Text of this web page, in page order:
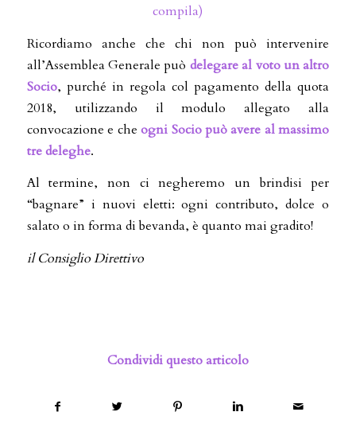
compila)
Ricordiamo anche che chi non può intervenire
all’Assemblea Generale può delegare al voto un altro
Socio, purché in regola col pagamento della quota
2018, utilizzando il modulo allegato alla
convocazione e cheogni Socio può avere al massimo
tre deleghe.
Al termine, non ci negheremo un brindisi per
“bagnare” i nuovi eletti: ogni contributo, dolce o
salato o in forma di bevanda, è quanto mai gradito!
il Consiglio Direttivo
Condividi questo articolo